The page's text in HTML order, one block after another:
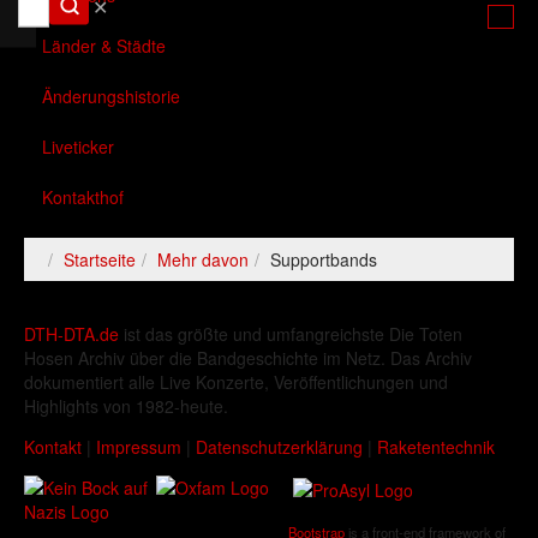
✕
Länder & Städte
Änderungshistorie
Liveticker
Kontakthof
Startseite Mehr davon Supportbands
DTH-DTA.de ist das größte und umfangreichste Die Toten
Hosen Archiv über die Bandgeschichte im Netz. Das Archiv
dokumentiert alle Live Konzerte, Veröffentlichungen und
Highlights von 1982-heute.
Kontakt | Impressum | Datenschutzerklärung | Raketentechnik
Bootstrap is a front-end framework of